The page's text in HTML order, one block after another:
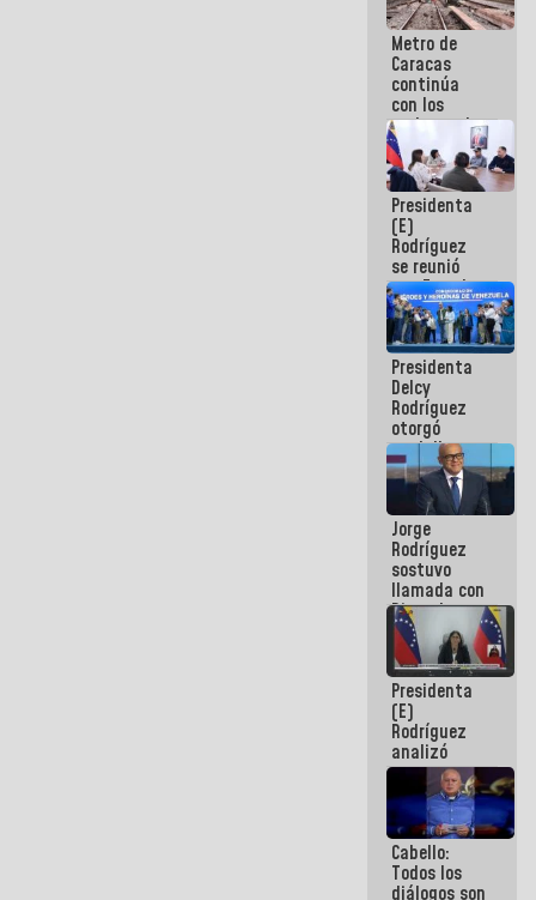
Metro de
Caracas
continúa
con los
trabajos de
mantenimiento
e inspección
en la Línea 2
Presidenta
(E)
Rodríguez
se reunió
con Estado
Mayor
Eléctrico
para
abordar
planes de
acción
Presidenta
Delcy
Rodríguez
otorgó
medalla
"Héroe de
Venezuela"
a servidores
públicos
Jorge
Rodríguez
sostuvo
llamada con
Dinorah
Figuera y
acuerdan
primer
encuentro
presencial
para el
diálogo
Presidenta
(E)
Rodríguez
analizó
junto a
gobernadores
planes de
recuperación
del Sistema
Eléctrico
Cabello:
Todos los
diálogos son